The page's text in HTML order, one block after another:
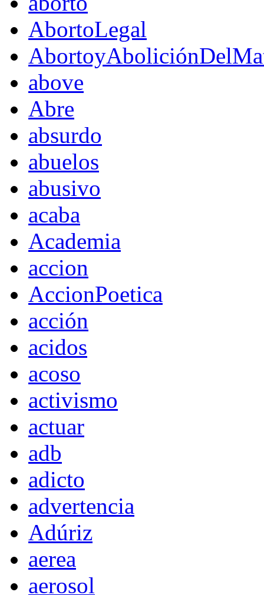
AbortoLegal
above
Abre
absurdo
abuelos
abusivo
acaba
Academia
accion
AccionPoetica
acción
acidos
acoso
activismo
actuar
adb
adicto
advertencia
Adúriz
aerea
aerosol